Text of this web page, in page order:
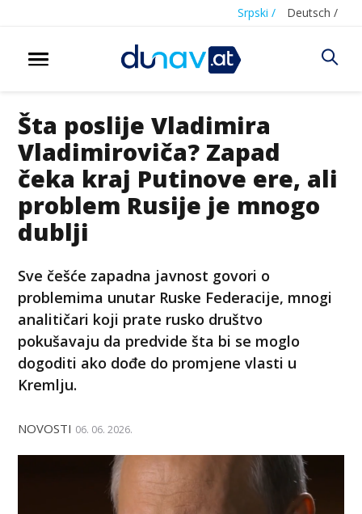
Srpski / Deutsch /
Šta poslije Vladimira
Vladimiroviča? Zapad
čeka kraj Putinove ere, ali
problem Rusije je mnogo
dublji
Sve češće zapadna javnost govori o
problemima unutar Ruske Federacije, mnogi
analitičari koji prate rusko društvo
pokušavaju da predvide šta bi se moglo
dogoditi ako dođe do promjene vlasti u
Kremlju.
NOVOSTI 06. 06. 2026.